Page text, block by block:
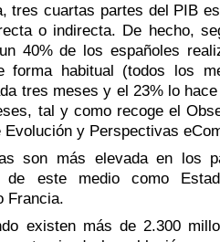
tres cuartas partes del PIB
o indirecta. De hecho,
40% de los españoles
forma habitual (todos los
tres meses y el 23% lo
tal y como recoge el
Evolución y Perspectivas
son más elevada en los
de este medio como
Francia.
existen más de 2.300